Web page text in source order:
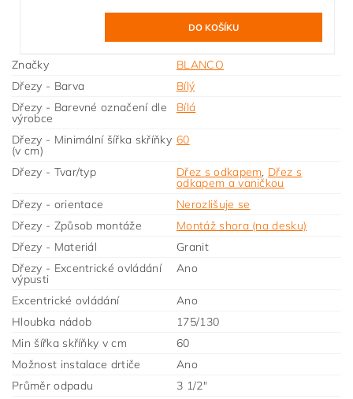
Značky
BLANCO
Dřezy - Barva
Bílý
Dřezy - Barevné označení dle
výrobce
Bílá
Dřezy - Minimální šířka skříňky
(v cm)
60
Dřezy - Tvar/typ Dřez s odkapem, Dřez s
odkapem a vaničkou
Dřezy - orientace
Nerozlišuje se
Dřezy - Způsob montáže
Montáž shora (na desku)
Dřezy - Materiál
Granit
Dřezy - Excentrické ovládání
výpusti
Ano
Excentrické ovládání
Ano
Hloubka nádob
175/130
Min šířka skříňky v cm
60
Možnost instalace drtiče
Ano
Průměr odpadu
3 1/2"